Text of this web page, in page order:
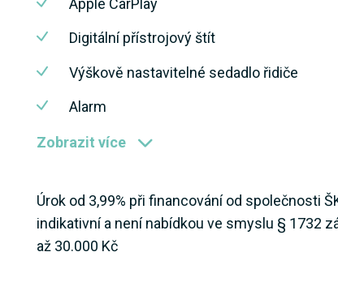
Apple CarPlay
Digitální přístrojový štít
Výškově nastavitelné sedadlo řidiče
Alarm
Zobrazit více
Úrok od 3,99% při financování od společnosti
indikativní a není nabídkou ve smyslu § 1732
až 30.000 Kč